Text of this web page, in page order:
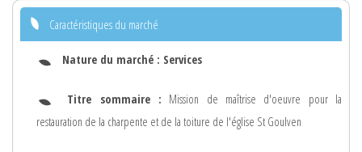
Caractéristiques du marché
Nature du marché : Services
Titre sommaire : Mission de maîtrise d'oeuvre pour la
restauration de la charpente et de la toiture de l'église St Goulven